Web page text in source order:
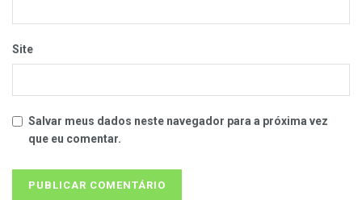
Site
Salvar meus dados neste navegador para a próxima vez
que eu comentar.